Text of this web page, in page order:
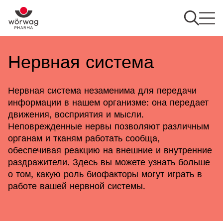
Нервная система
Нервная система незаменима для передачи
информации в нашем организме: она передает
движения, восприятия и мысли.
Неповрежденные нервы позволяют различным
органам и тканям работать сообща,
обеспечивая реакцию на внешние и внутренние
раздражители. Здесь вы можете узнать больше
о том, какую роль биофакторы могут играть в
работе вашей нервной системы.